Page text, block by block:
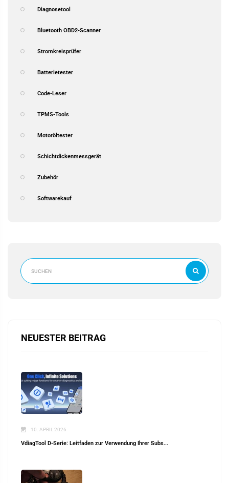
Diagnosetool
Bluetooth OBD2-Scanner
Stromkreisprüfer
Batterietester
Code-Leser
TPMS-Tools
Motoröltester
Schichtdickenmessgerät
Zubehör
Softwarekauf
NEUESTER BEITRAG
10. APRIL 2026
VdiagTool D-Serie: Leitfaden zur Verwendung Ihrer Subs...